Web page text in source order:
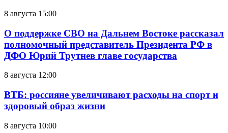
8 августа 15:00
О поддержке СВО на Дальнем Востоке рассказал
полномочный представитель Президента РФ в
ДФО Юрий Трутнев главе государства
8 августа 12:00
ВТБ: россияне увеличивают расходы на спорт и
здоровый образ жизни
8 августа 10:00